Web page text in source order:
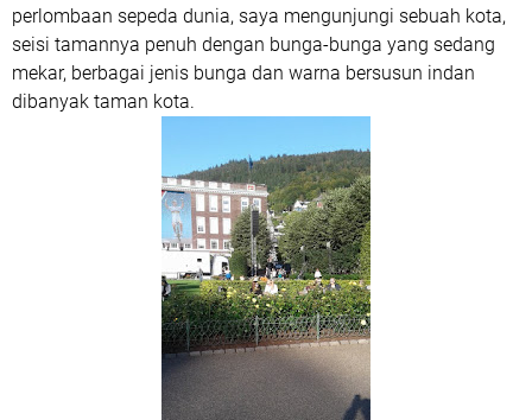
perlombaan sepeda dunia, saya mengunjungi sebuah kota,
seisi tamannya penuh dengan bunga-bunga yang sedang
mekar, berbagai jenis bunga dan warna bersusun indan
dibanyak taman kota.